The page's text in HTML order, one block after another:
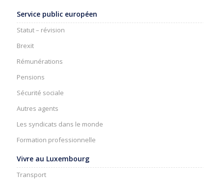
Service public européen
Statut – révision
Brexit
Rémunérations
Pensions
Sécurité sociale
Autres agents
Les syndicats dans le monde
Formation professionnelle
Vivre au Luxembourg
Transport